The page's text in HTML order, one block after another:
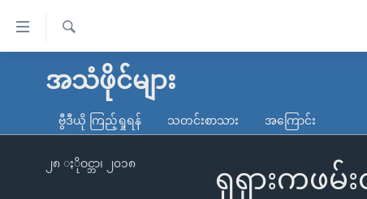
လွယ်ကူ
သည့်
မူလစာမျက်နှာ
ကမ္ဘာ့သတင်းများ
နိုင်ငံတကာ
ရ
အသံဖိုင်များ
ဗွီဒီယို ကြည့်ရှုရန် သတင်းစာသား အကြောင်း
ရုရှားကဖ
၂၈ ႏိုဝင္ဘာ၊ ၂၀၁၈